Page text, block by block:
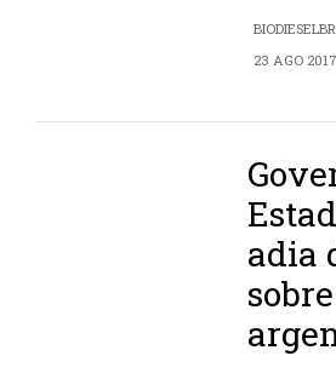
23 AGO 2017
adia